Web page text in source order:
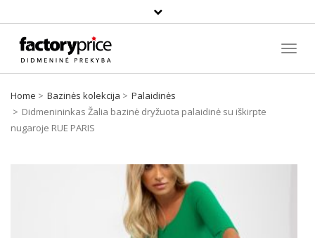
Paieška
Home Bazinės kolekcija
Palaidinės
Didmenininkas Žalia bazinė dryžuota palaidinė su iškirpte
nugaroje RUE PARIS